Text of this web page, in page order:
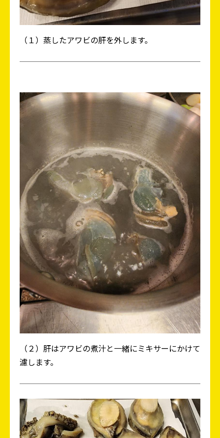
（１）蒸したアワビの肝を外します。
（２）肝はアワビの煮汁と一緒にミキサーにかけて
濾します。